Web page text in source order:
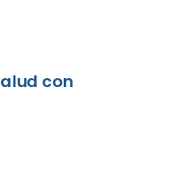
con